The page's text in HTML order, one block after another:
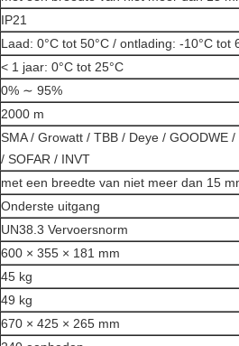
IP21
Laad: 0°C tot 50°C / ontlading: -10°C tot
< 1 jaar: 0°C tot 25°C
0% ∼ 95%
2000 m
SMA / Growatt / TBB / Deye / GOODWE
/ SOFAR / INVT
met een breedte van niet meer dan 15
Onderste uitgang
UN38.3 Vervoersnorm
600 × 355 × 181 mm
45 kg
49 kg
670 × 425 × 265 mm